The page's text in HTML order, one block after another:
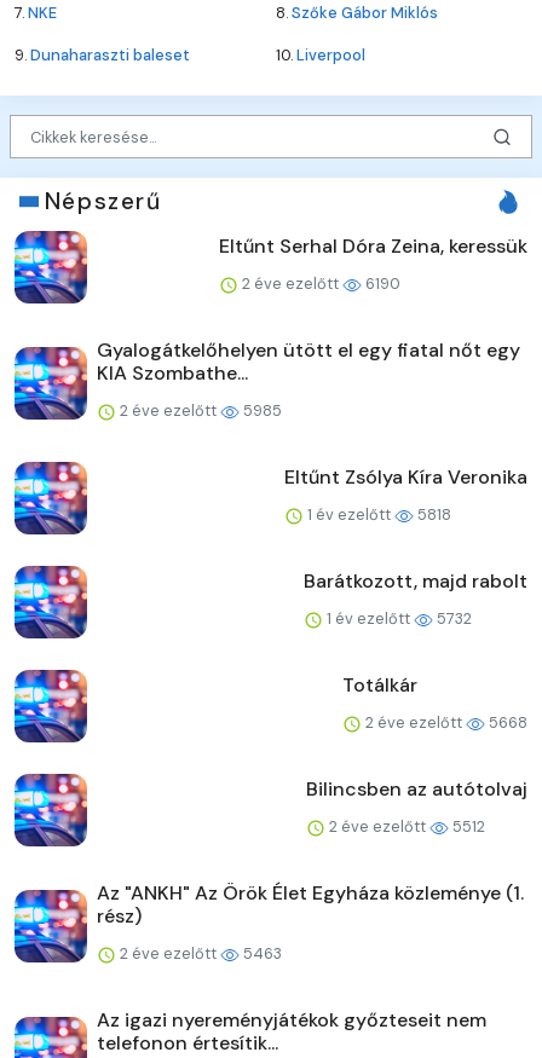
7.NKE 8.Szőke Gábor Miklós
9.Dunaharaszti baleset 10.Liverpool
Népszerű
Eltűnt Serhal Dóra Zeina, keressük
2 éve ezelőtt 6190
Gyalogátkelőhelyen ütött el egy fiatal nőt egy
KIA Szombathe...
2 éve ezelőtt 5985
Eltűnt Zsólya Kíra Veronika
1 év ezelőtt 5818
Barátkozott, majd rabolt
1 év ezelőtt 5732
Totálkár
2 éve ezelőtt 5668
Bilincsben az autótolvaj
2 éve ezelőtt 5512
Az "ANKH" Az Örök Élet Egyháza közleménye (1.
rész)
2 éve ezelőtt 5463
Az igazi nyereményjátékok győzteseit nem
telefonon értesítik...